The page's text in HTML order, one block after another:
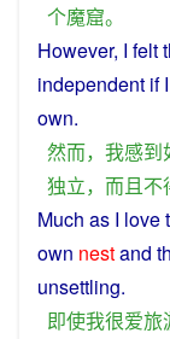
个魔窟。
However, I felt
independent ifI
own.
然而， 我感到
独立， 而且不
Much as I love
own nestand
unsettling.
即使我很爱旅